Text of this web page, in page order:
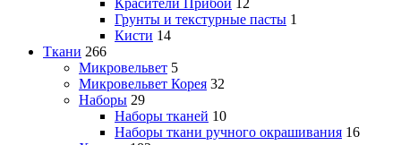
Красители Прибой 12
Грунты и текстурные пасты 1
Кисти 14
Ткани 266
Микровельвет 5
Микровельвет Корея 32
Наборы 29
Наборы тканей 10
Наборы ткани ручного окрашивания 16